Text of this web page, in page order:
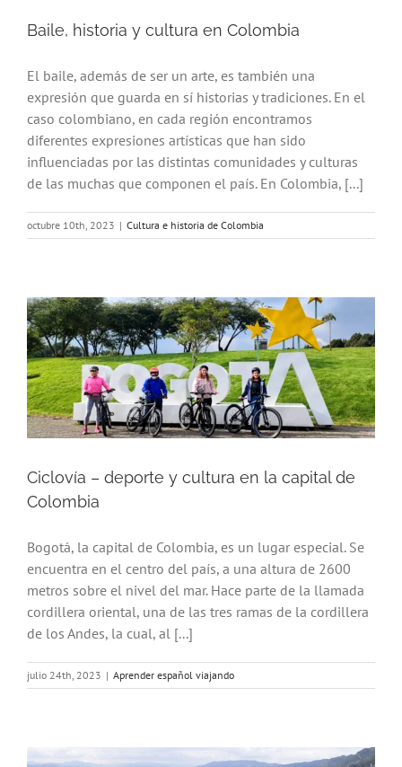
Baile, historia y cultura en Colombia
El baile, además de ser un arte, es también una
expresión que guarda en sí historias y tradiciones. En el
caso colombiano, en cada región encontramos
diferentes expresiones artísticas que han sido
influenciadas por las distintas comunidades y culturas
de las muchas que componen el país. En Colombia, [...]
octubre 10th, 2023 | Cultura e historia de Colombia
Ciclovía – deporte y cultura en la capital de
Colombia
Bogotá, la capital de Colombia, es un lugar especial. Se
encuentra en el centro del país, a una altura de 2600
metros sobre el nivel del mar. Hace parte de la llamada
cordillera oriental, una de las tres ramas de la cordillera
de los Andes, la cual, al [...]
julio 24th, 2023 | Aprender español viajando